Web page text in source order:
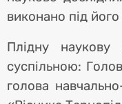
виконано під
Плідну наукову
суспільною:
голова